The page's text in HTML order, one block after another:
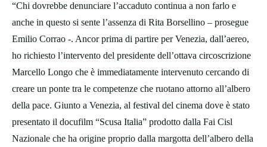
“Chi dovrebbe denunciare l’accaduto continua a non farlo e
anche in questo si sente l’assenza di Rita Borsellino – prosegue
Emilio Corrao -. Ancor prima di partire per Venezia, dall’aereo,
ho richiesto l’intervento del presidente dell’ottava circoscrizione
Marcello Longo che è immediatamente intervenuto cercando di
creare un ponte tra le competenze che ruotano attorno all’albero
della pace. Giunto a Venezia, al festival del cinema dove è stato
presentato il docufilm “Scusa Italia” prodotto dalla Fai Cisl
Nazionale che ha origine proprio dalla margotta dell’albero della